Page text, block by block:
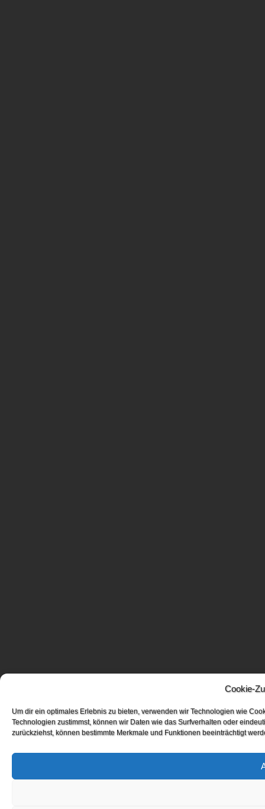
Cookie-
Um dir ein optimales Erlebnis zu bieten, verwenden wir Technologien wie
Technologien zustimmst, können wir Daten wie das Surfverhalten oder
zurückziehst, können bestimmte Merkmale und Funktionen beeinträchtigt